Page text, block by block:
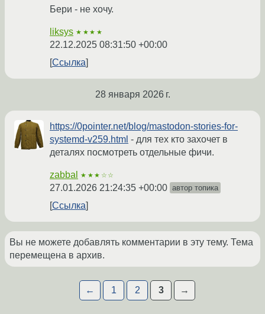
Бери - не хочу.
liksys ★★★★
22.12.2025 08:31:50 +00:00
Ссылка
28 января 2026 г.
https://0pointer.net/blog/mastodon-stories-for-
systemd-v259.html - для тех кто захочет в
деталях посмотреть отдельные фичи.
zabbal ★★★☆☆
27.01.2026 21:24:35 +00:00 автор топика
Ссылка
Вы не можете добавлять комментарии в эту тему. Тема
перемещена в архив.
← 1 2 3 →